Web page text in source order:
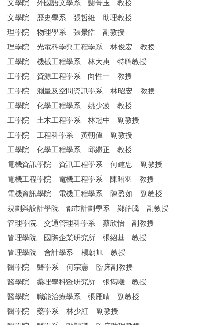
文學院 外國語文學系 謝菁玉 教授
文學院 歷史學系 張哲維 助理教授
理學院 物理學系 張景皓 副教授
理學院 光電科學與工程學系 林俊宏 教授
工學院 機械工程學系 林大惠 特聘教授
工學院 資源工程學系 向性一 教授
工學院 測量及空間資訊學系 林昭宏 教授
工學院 化學工程學系 姚少凌 教授
工學院 土木工程學系 林冠中 副教授
工學院 工程科學系 黃朝偉 副教授
工學院 化學工程學系 邱繼正 教授
電機資訊學院 資訊工程學系 何建忠 副教授
電機工程學院 電機工程學系 陳昭羽 教授
電機資訊學院 電機工程學系 陳盈如 副教授
規劃與設計學院 都市計劃學系 鄭皓騰 副教授
管理學院 交通管理科學系 蔡欣怡 副教授
管理學院 國際企業研究所 張紹基 教授
管理學院 會計學系 楊朝旭 教授
醫學院 醫學系 何宗憲 臨床副教授
醫學院 藥理學科暨研究所 張雋曦 教授
醫學院 職能治療學系 張雁晴 副教授
醫學院 藥學系 林少紅 副教授